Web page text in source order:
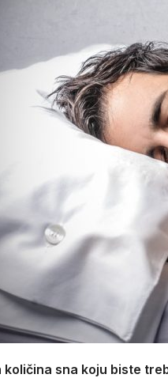
količina sna koju biste